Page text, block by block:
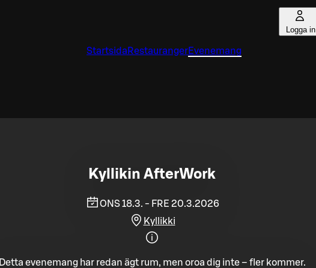
Logga in
Startsida RestaurangerEvenemang
Kyllikin AfterWork
ONS 18.3. - FRE 20.3.2026
Kyllikki
Detta evenemang har redan ägt rum, men oroa dig inte – fler kommer.